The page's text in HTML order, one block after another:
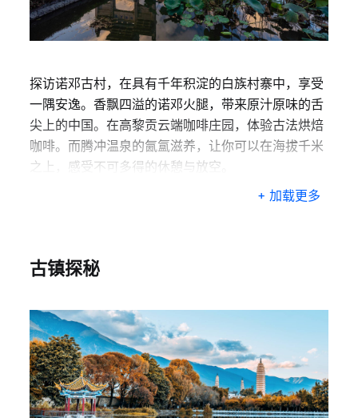
探访诺邓古村，在具有千年积淀的白族村寨中，享受
一隅安逸。香飘四溢的诺邓火腿，带来原汁原味的舌
尖上的中国。在高黎贡云端咖啡庄园，体验古法烘焙
咖啡。而腾冲温泉的氤氲滋养，让你可以在海拔千米
之上，感受不可多得的休憩与放空。
+ 加载更多
古镇探秘